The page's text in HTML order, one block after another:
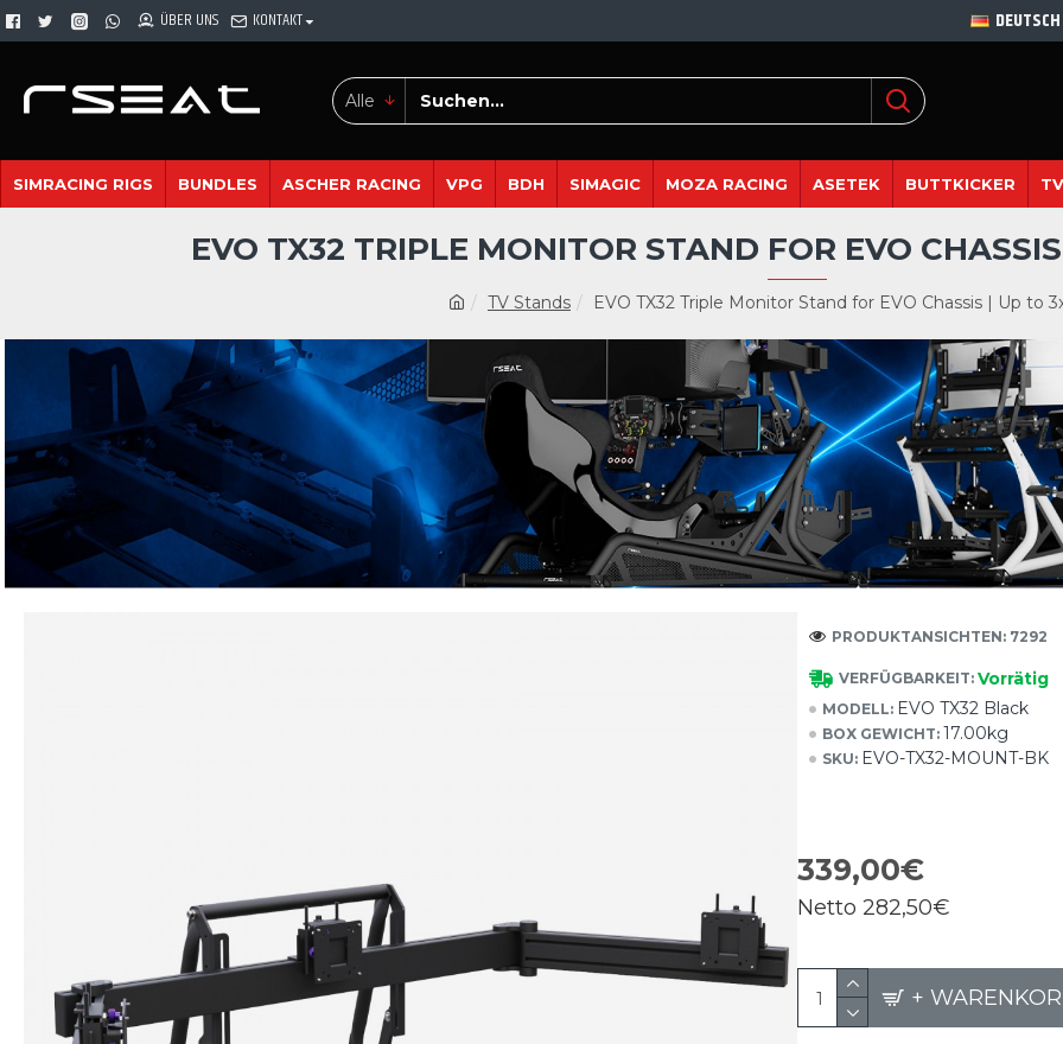
ÜBER UNS KONTAKT DEUTSCH
Alle
SIMRACING RIGS BUNDLES ASCHER RACING VPG BDH SIMAGIC MOZA RACING ASETEK BUTTKICKER
TV Stands EVO TX32 Triple Monitor Stand for EVO Chassis | Up to
EVO TX32 TRIPLE MONITOR STAND FOR EVO
VERFÜGBARKEIT: Vorrätig
MODELL: EVO TX32 Black
BOX GEWICHT: 17.00kg
SKU: EVO-TX32-MOUNT-BK
PRODUKTANSICHTEN: 7292
339,00€
Netto 282,50€
+